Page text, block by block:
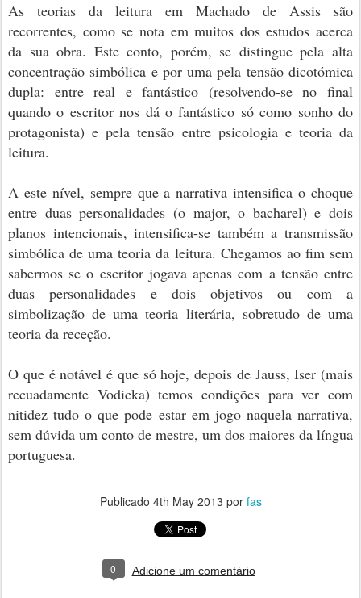
As teorias da leitura em Machado de Assis são
recorrentes, como se nota em muitos dos estudos acerca
da sua obra. Este conto, porém, se distingue pela alta
concentração simbólica e por uma pela tensão dicotómica
dupla: entre real e fantástico (resolvendo-se no final
quando o escritor nos dá o fantástico só como sonho do
protagonista) e pela tensão entre psicologia e teoria da
leitura.
A este nível, sempre que a narrativa intensifica o choque
entre duas personalidades (o major, o bacharel) e dois
planos intencionais, intensifica-se também a transmissão
simbólica de uma teoria da leitura. Chegamos ao fim sem
sabermos se o escritor jogava apenas com a tensão entre
duas personalidades e dois objetivos ou com a
simbolização de uma teoria literária, sobretudo de uma
teoria da receção.
O que é notável é que só hoje, depois de Jauss, Iser (mais
recuadamente Vodicka) temos condições para ver com
nitidez tudo o que pode estar em jogo naquela narrativa,
sem dúvida um conto de mestre, um dos maiores da língua
portuguesa.
Publicado 4th May 2013 por fas
0 Adicione um comentário